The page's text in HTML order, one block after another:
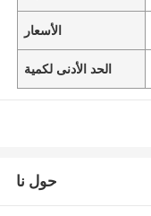
الأسعار
الحد الأدنى لكمية
حول نا